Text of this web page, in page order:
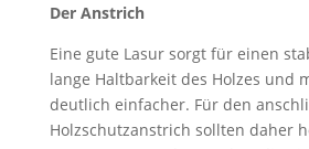
Der Anstrich
Eine gute Lasur sorgt für einen
lange Haltbarkeit des Holzes und
deutlich einfacher. Für den
Holzschutzanstrich sollten daher